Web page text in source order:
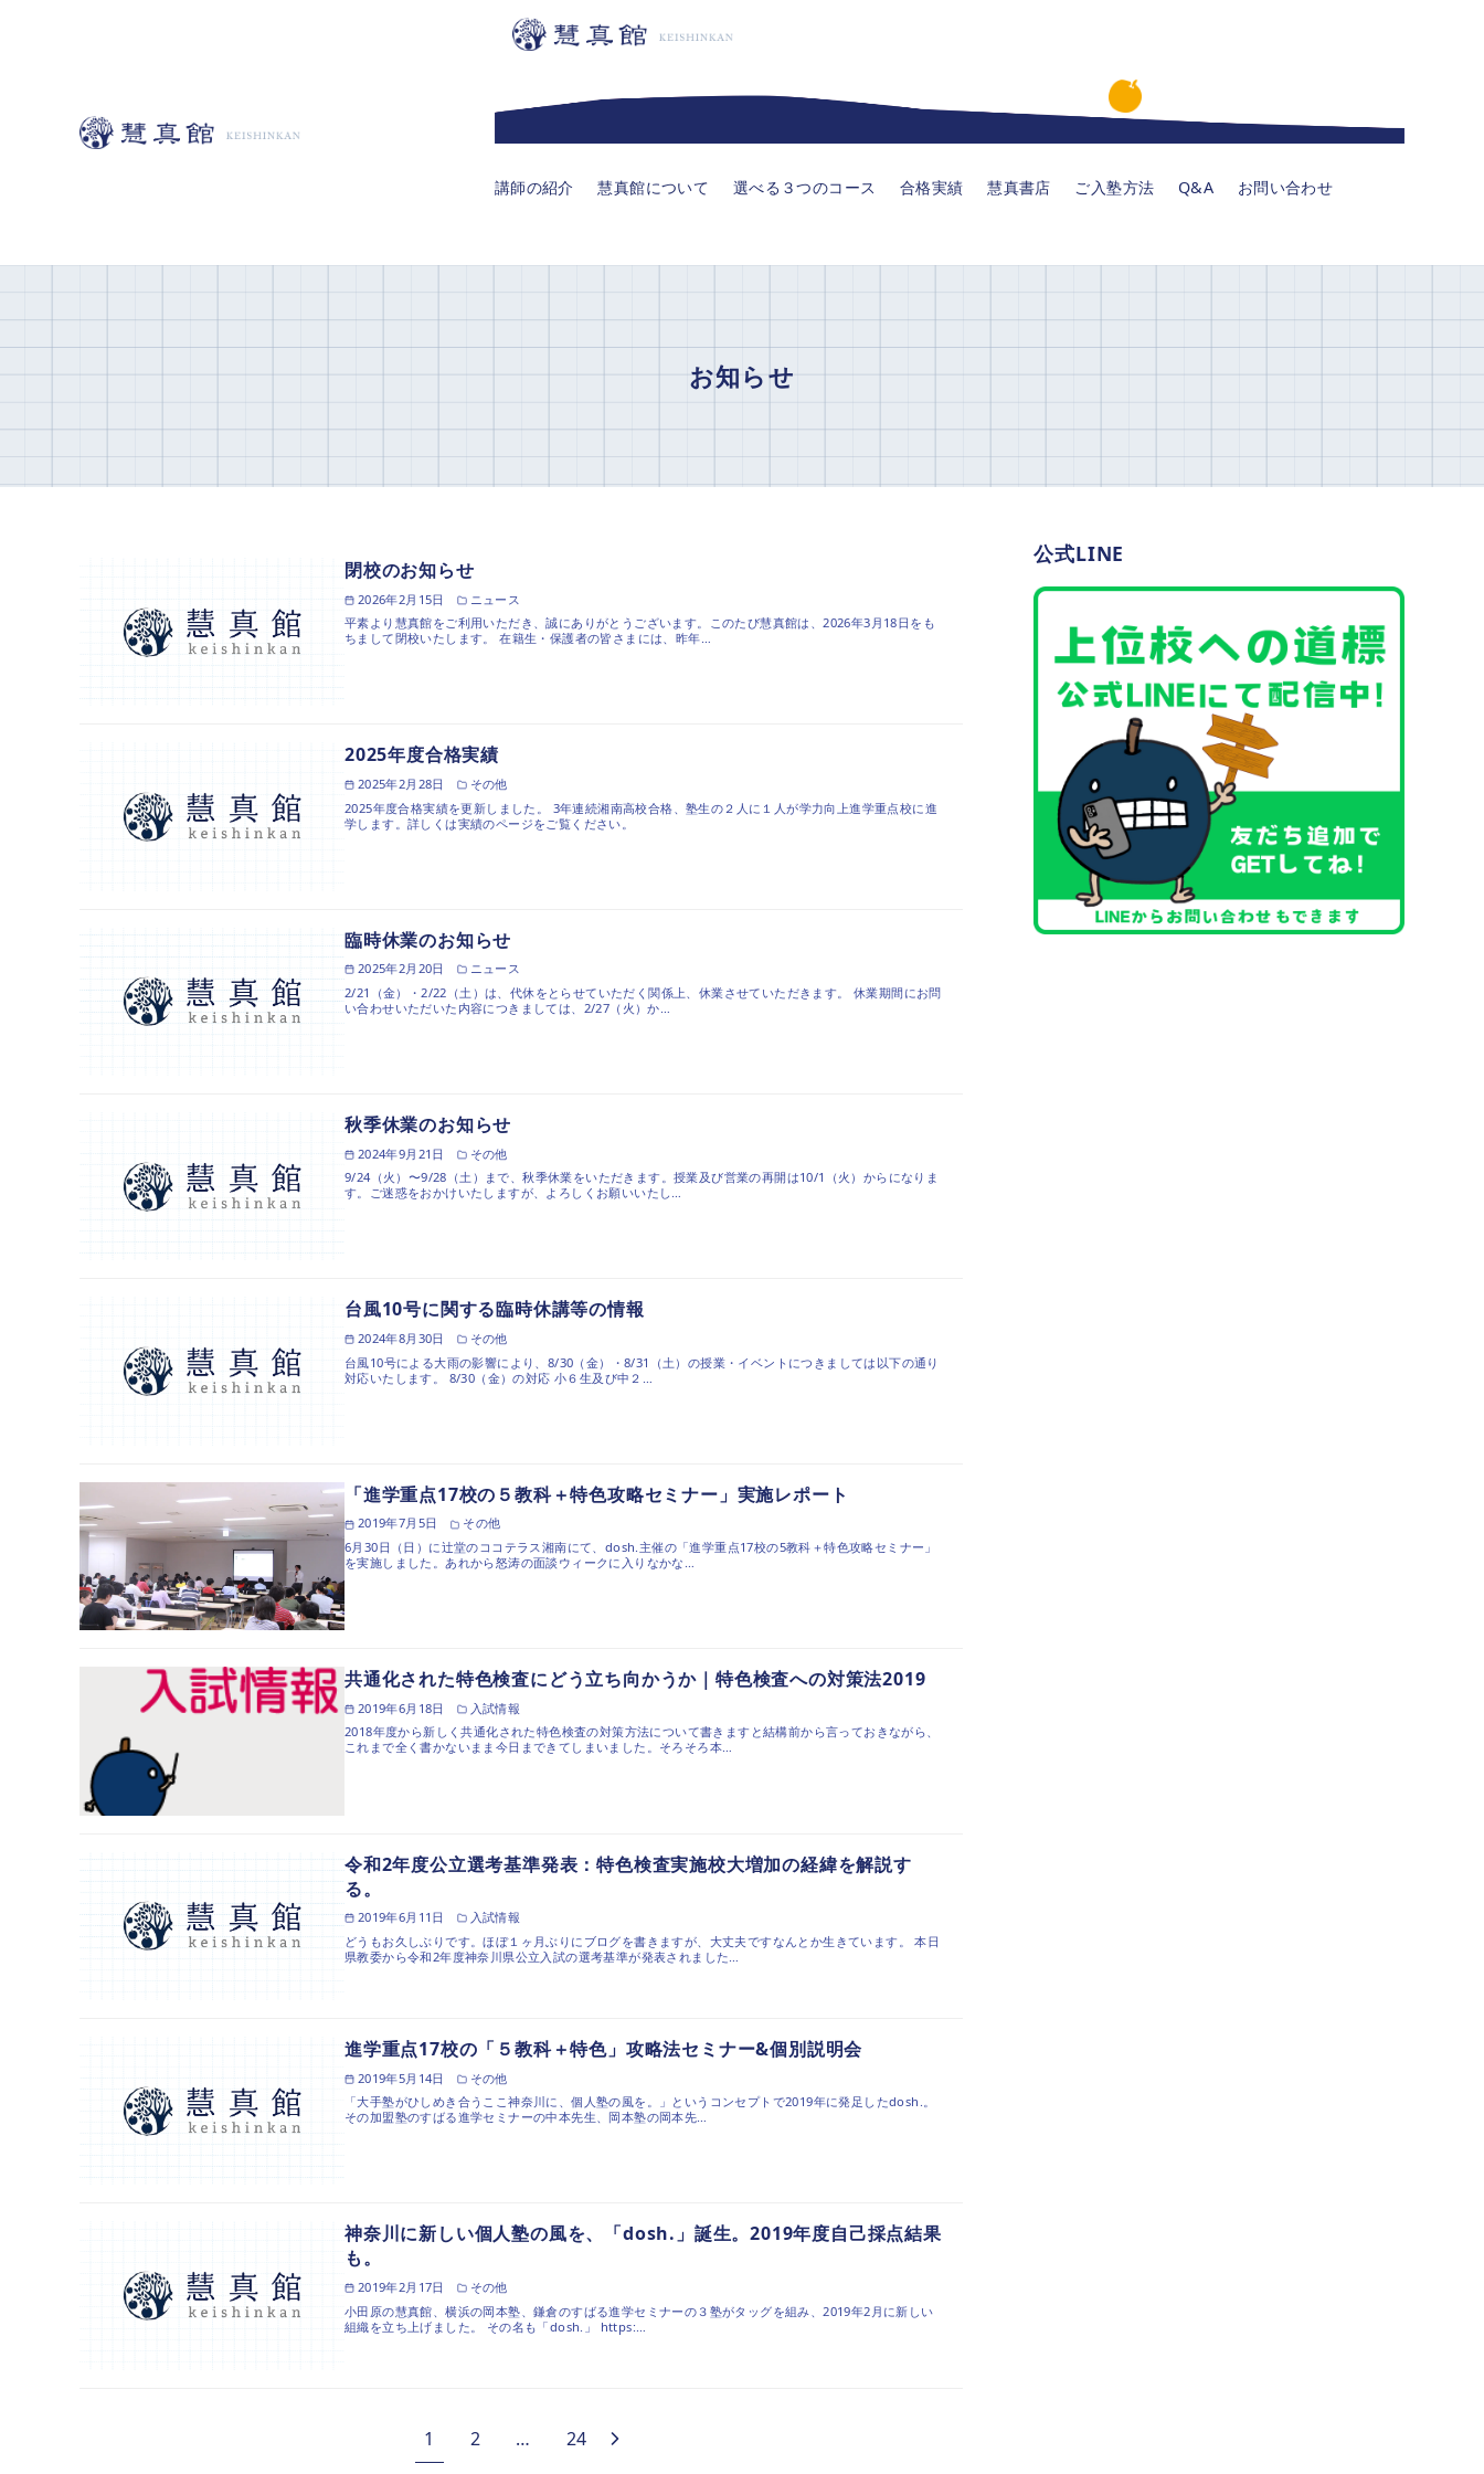
講師の紹介 慧真館について 選べる３つのコース 合格実績 慧真書店 ご入塾方法 Q&A お問い合わせ
お知らせ
閉校のお知らせ
2026年2月15日
ニュース
平素より慧真館をご利用いただき、誠にありがとうございます。このたび慧真館は、2026年3月18日をも
ちまして閉校いたします。 在籍生・保護者の皆さまには、昨年…
2025年度合格実績
2025年2月28日
その他
2025年度合格実績を更新しました。 3年連続湘南高校合格、塾生の２人に１人が学力向上進学重点校に進
学します。詳しくは実績のページをご覧ください。
臨時休業のお知らせ
2025年2月20日
ニュース
2/21（金）・2/22（土）は、代休をとらせていただく関係上、休業させていただきます。 休業期間にお問
い合わせいただいた内容につきましては、2/27（火）か…
秋季休業のお知らせ
2024年9月21日
その他
9/24（火）〜9/28（土）まで、秋季休業をいただきます。授業及び営業の再開は10/1（火）からになりま
す。ご迷惑をおかけいたしますが、よろしくお願いいたし…
台風10号に関する臨時休講等の情報
2024年8月30日
その他
台風10号による大雨の影響により、8/30（金）・8/31（土）の授業・イベントにつきましては以下の通り
対応いたします。 8/30（金）の対応 小６生及び中２…
「進学重点17校の５教科＋特色攻略セミナー」実施レポート
2019年7月5日
その他
6月30日（日）に辻堂のココテラス湘南にて、dosh.主催の「進学重点17校の5教科＋特色攻略セミナー」
を実施しました。あれから怒涛の面談ウィークに入りなかな…
共通化された特色検査にどう立ち向かうか｜特色検査への対策法2019
2019年6月18日
入試情報
2018年度から新しく共通化された特色検査の対策方法について書きますと結構前から言っておきながら、
これまで全く書かないまま今日まできてしまいました。そろそろ本…
令和2年度公立選考基準発表：特色検査実施校大増加の経緯を解説す
る。
2019年6月11日
入試情報
どうもお久しぶりです。ほぼ１ヶ月ぶりにブログを書きますが、大丈夫ですなんとか生きています。 本日
県教委から令和2年度神奈川県公立入試の選考基準が発表されました…
進学重点17校の「５教科＋特色」攻略法セミナー&個別説明会
2019年5月14日
その他
「大手塾がひしめき合うここ神奈川に、個人塾の風を。」というコンセプトで2019年に発足したdosh.。
その加盟塾のすばる進学セミナーの中本先生、岡本塾の岡本先…
神奈川に新しい個人塾の風を、「dosh.」誕生。2019年度自己採点結果
も。
2019年2月17日
その他
小田原の慧真館、横浜の岡本塾、鎌倉のすばる進学セミナーの３塾がタッグを組み、2019年2月に新しい
組織を立ち上げました。 その名も「dosh.」 https:…
1 2 … 24
公式LINE